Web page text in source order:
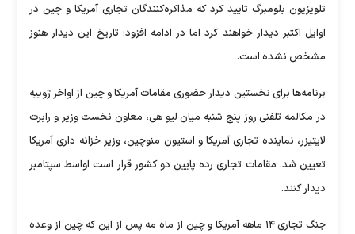
تلویزیون بلومبرگ تایید کرد که مذاکره‌کنندگان تجاری آمریکا و چین در
اوایل اکتبر دیدار خواهند کرد اما در ادامه افزود: تاریخ این دیدار هنوز
مشخص نشده است.
برنامه‌ها برای نخستین دیدار حضوری مقامات آمریکا و چین از اواخر ژوییه
در مکالمه تلفنی روز پنج شنبه میان لیو هی، معاون نخست وزیر و رابرت
لایتیزر، نماینده تجاری آمریکا و استیون منوچین، وزیر خزانه داری آمریکا
تعیین شد. مقامات تجاری رده پایین دو کشور قرار است اواسط سپتامبر
دیدار کنند.
جنگ تجاری ۱۴ ماهه آمریکا و چین از ماه مه پس از این که چین از وعده